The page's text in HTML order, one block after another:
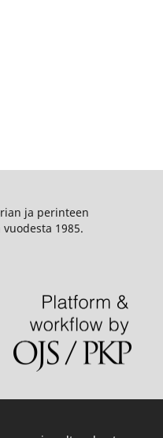
ja perinteen
1985.